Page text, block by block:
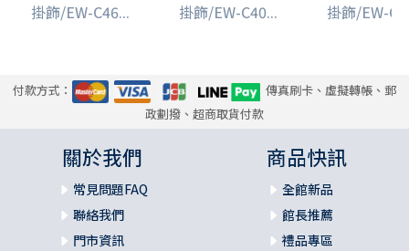
掛飾/EW-C46... 掛飾/EW-C40... 掛飾/EW-
付款方式：
傳真刷卡、虛擬轉帳、郵
政劃撥、超商取貨付款
關於我們
常見問題FAQ
聯絡我們
門市資訊
商品快訊
全館新品
館長推薦
禮品專區